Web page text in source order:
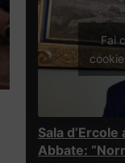
Fai
Sala
Abbate: